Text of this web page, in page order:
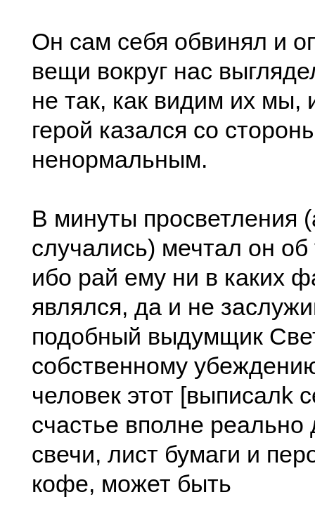
Он сам себя обвинял и
вещи вокруг нас
не так, как видим их мы,
герой казался со
ненормальным.
В минуты просветления
случались) мечтал он об
ибо рай ему ни в каких
являлся, да и не
подобный выдумщик
собственному
человек этот [выписалk
счастье вполне реально
свечи, лист бумаги и
кофе, может быть